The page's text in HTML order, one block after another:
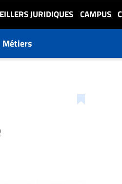
JURIDIQUES CAMPUS
Métiers